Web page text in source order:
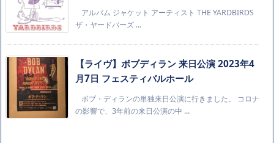
アルバム ジャケット アーティスト THE YARDBIRDS
ザ・ヤードバーズ ...
【ライヴ】ボブディラン 来日公演 2023年4
月7日 フェスティバルホール
ボブ・ディランの単独来日公演に行きました。 コロナ
の影響で、3年前の来日公演の中 ...